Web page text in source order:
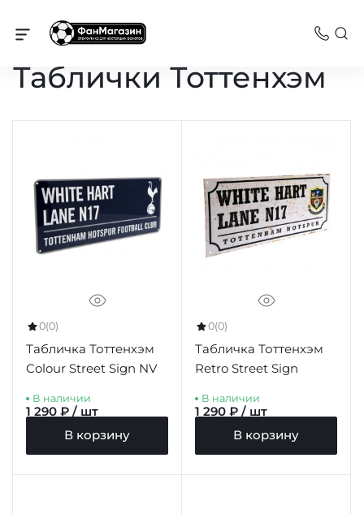
Сувениры
Таблички Тоттенхэм
0(0)
Табличка Тоттенхэм
Colour Street Sign NV
В наличии
1 290 ₽ / шт
В корзину
0(0)
Табличка Тоттенхэм
Retro Street Sign
В наличии
1 290 ₽ / шт
В корзину